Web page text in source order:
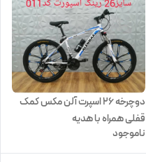
دوچرخه ۲۶ اسپرت آلن مکس کمک
قفلی همراه با هدیه
ناموجود